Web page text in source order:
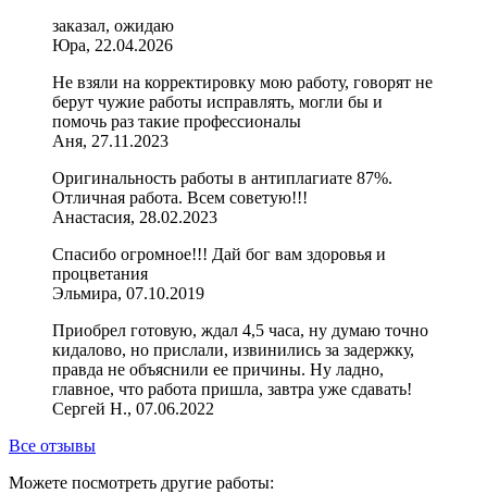
заказал, ожидаю
Юра, 22.04.2026
Не взяли на корректировку мою работу, говорят не
берут чужие работы исправлять, могли бы и
помочь раз такие профессионалы
Аня, 27.11.2023
Оригинальность работы в антиплагиате 87%.
Отличная работа. Всем советую!!!
Анастасия, 28.02.2023
Спасибо огромное!!! Дай бог вам здоровья и
процветания
Эльмира, 07.10.2019
Приобрел готовую, ждал 4,5 часа, ну думаю точно
кидалово, но прислали, извинились за задержку,
правда не объяснили ее причины. Ну ладно,
главное, что работа пришла, завтра уже сдавать!
Сергей Н., 07.06.2022
Все отзывы
Можете посмотреть другие работы: